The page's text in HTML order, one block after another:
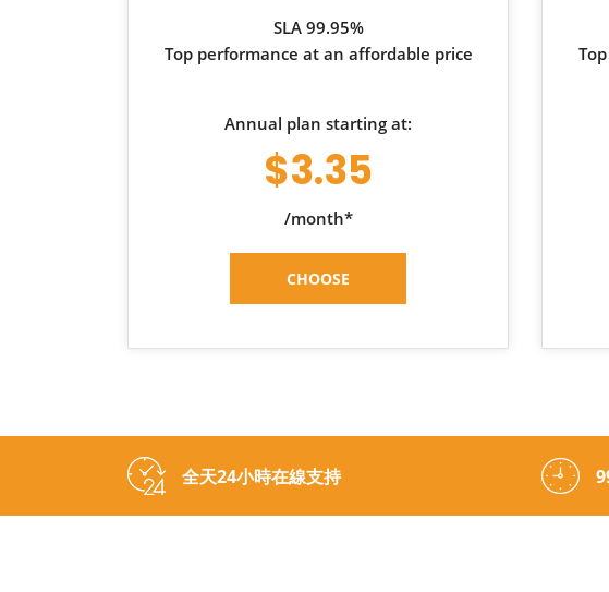
SLA 99.95%
Top performance at an affordable price
Annual plan starting at:
$3.35
/month*
CHOOSE
全天24小時在線支持